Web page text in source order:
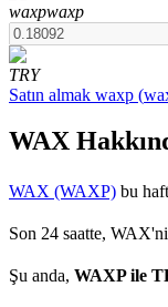
Teminat olarak
COIN-M
Kripto Para
waxpwaxp
TRY
Satın almak waxp (
WAX
WAX (WAXP) bu
Son 24 saatte,
Şu anda, WAXP ile